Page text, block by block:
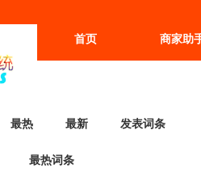
首页 商家助
最热 最新 发表词条
最热词条